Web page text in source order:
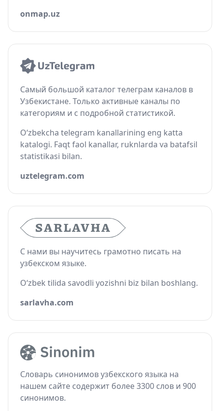
onmap.uz
Самый большой каталог телеграм каналов в
Узбекистане. Только активные каналы по
категориям и с подробной статистикой.
O‘zbekcha telegram kanallarining eng katta
katalogi. Faqt faol kanallar, ruknlarda va batafsil
statistikasi bilan.
uztelegram.com
С нами вы научитесь грамотно писать на
узбекском языке.
O‘zbek tilida savodli yozishni biz bilan boshlang.
sarlavha.com
Словарь синонимов узбекского языка на
нашем сайте содержит более 3300 слов и 900
синонимов.